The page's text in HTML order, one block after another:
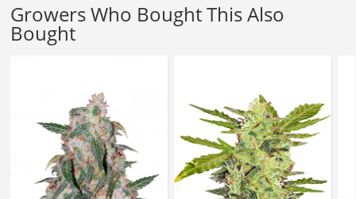
Growers Who Bought This Also
Bought